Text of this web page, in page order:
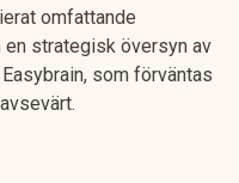
omfattande
en strategisk översyn av
som förväntas